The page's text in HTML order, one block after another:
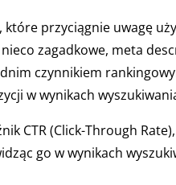
przyciągnie uwagę
zagadkowe, meta
czynnikiem
w wynikach
CTR (Click-Through
go w wynikach